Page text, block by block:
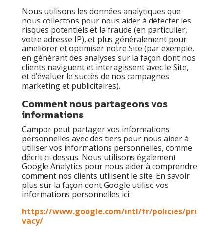
Nous utilisons les données analytiques que
nous collectons pour nous aider à détecter les
risques potentiels et la fraude (en particulier,
votre adresse IP), et plus généralement pour
améliorer et optimiser notre Site (par exemple,
en générant des analyses sur la façon dont nos
clients naviguent et interagissent avec le Site,
et d’évaluer le succès de nos campagnes
marketing et publicitaires).
Comment nous partageons vos
informations
Campor peut partager vos informations
personnelles avec des tiers pour nous aider à
utiliser vos informations personnelles, comme
décrit ci-dessus. Nous utilisons également
Google Analytics pour nous aider à comprendre
comment nos clients utilisent le site. En savoir
plus sur la façon dont Google utilise vos
informations personnelles ici:
https://www.google.com/intl/fr/policies/pri
vacy/